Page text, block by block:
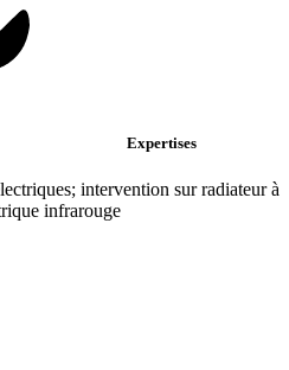
Expertises
intervention sur radiateur à
infrarouge